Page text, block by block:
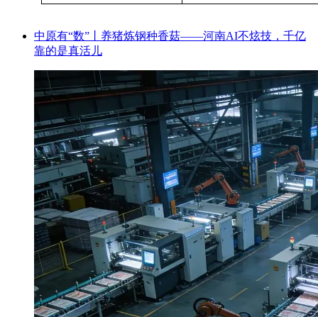
中原有“数”丨养猪炼钢种香菇——河南AI不炫技，千亿
靠的是真活儿